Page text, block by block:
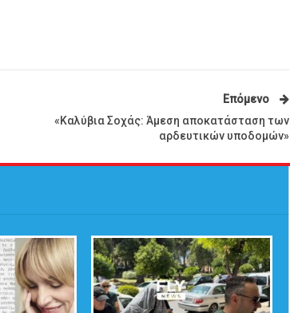
Επόμενο
«Καλύβια Σοχάς: Άμεση αποκατάσταση των
αρδευτικών υποδομών»